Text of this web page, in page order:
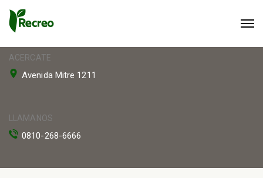
ACERCATE
Avenida Mitre 1211
LLAMANOS
0810-268-6666